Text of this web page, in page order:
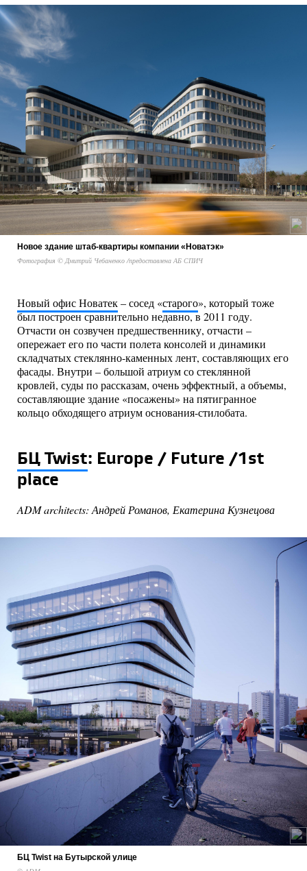
Новое здание штаб-квартиры компании «Новатэк»
Фотография © Дмитрий Чебаненко /предоставлена АБ СПИЧ
Новый офис Новатек– сосед «старого», который тоже
был построен сравнительно недавно, в 2011 году.
Отчасти он созвучен предшественнику, отчасти –
опережает его по части полета консолей и динамики
складчатых стеклянно-каменных лент, составляющих его
фасады. Внутри – большой атриум со стеклянной
кровлей, суды по рассказам, очень эффектный, а объемы,
составляющие здание «посажены» на пятигранное
кольцо обходящего атриум основания-стилобата.
БЦ Twist: Europe / Future /1st
place
ADM architects: Андрей Романов, Екатерина Кузнецова
БЦ Twist на Бутырской улице